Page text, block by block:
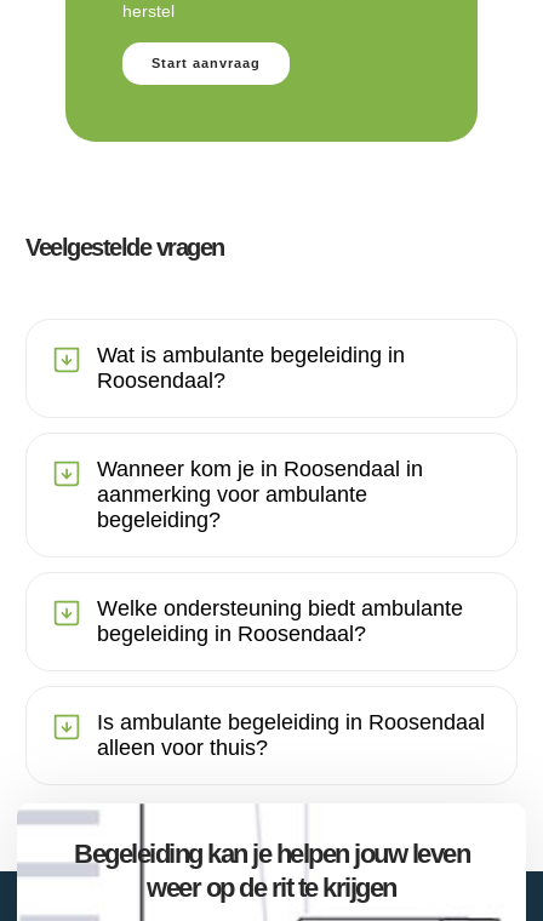
herstel
Start aanvraag
Veelgestelde vragen
Wat is ambulante begeleiding in
Roosendaal?
Wanneer kom je in Roosendaal in
aanmerking voor ambulante
begeleiding?
Welke ondersteuning biedt ambulante
begeleiding in Roosendaal?
Is ambulante begeleiding in Roosendaal
alleen voor thuis?
Begeleiding kan je helpen jouw leven
weer op de rit te krijgen